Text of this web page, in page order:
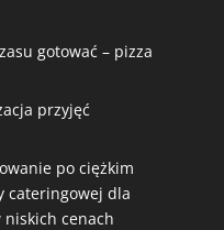
gotować – pizza
przyjęć
po ciężkim
cateringowej dla
cenach